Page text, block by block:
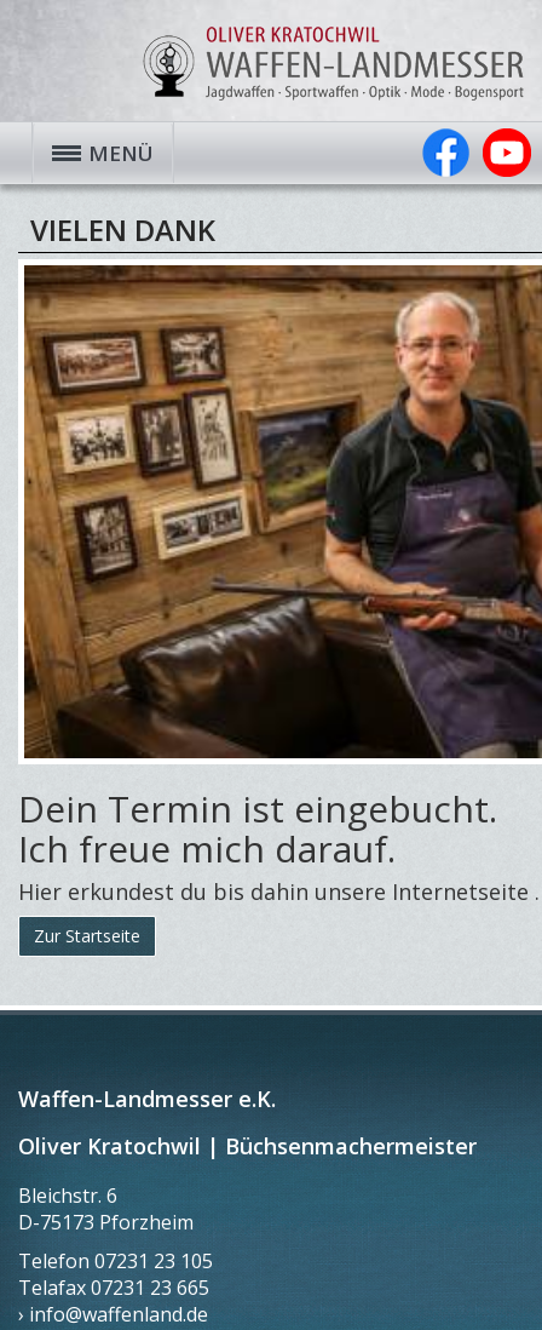
MENÜ
VIELEN DANK
Dein Termin ist eingebucht.
Ich freue mich darauf.
Hier erkundest du bis dahin unsere Internetseite
Zur Startseite
Waffen-Landmesser e.K.
Oliver Kratochwil | Büchsenmachermeister
Bleichstr. 6
D-75173 Pforzheim
Telefon 07231 23 105
Telafax07231 23 665
› info@waffenland.de